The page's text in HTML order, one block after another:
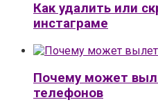
Как удалить или
инстаграме
Почему может
телефонов